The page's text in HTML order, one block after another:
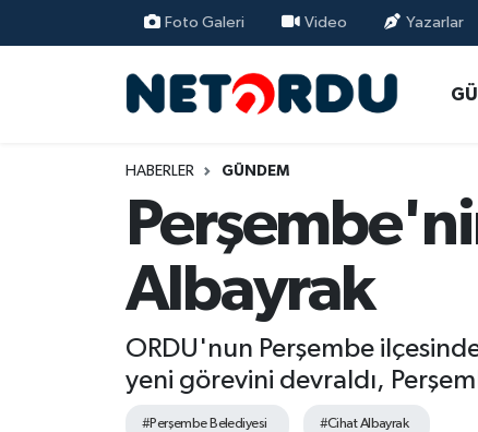
Foto Galeri Video Yazarlar
HABERLER GÜNDEM
Albayrak
ORDU'nun Perşembe
yeni görevini devraldı,
#Perşembe Belediyesi #Cihat Albayrak
BİLİM-TEKNİK
EKONOMİ
Nöbetçi Eczaneler
Trafik Durumu
Süper Lig Puan Durumu ve Fikstür
Tüm Manşetler
Son Dakika Haberleri